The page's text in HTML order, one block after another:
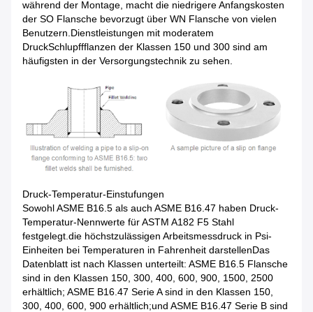
während der Montage, macht die niedrigere Anfangskosten
der SO Flansche bevorzugt über WN Flansche von vielen
Benutzern.Dienstleistungen mit moderatem
DruckSchlupffflanzen der Klassen 150 und 300 sind am
häufigsten in der Versorgungstechnik zu sehen.
Druck-Temperatur-Einstufungen
Sowohl ASME B16.5 als auch ASME B16.47 haben Druck-
Temperatur-Nennwerte für ASTM A182 F5 Stahl
festgelegt.die höchstzulässigen Arbeitsmessdruck in Psi-
Einheiten bei Temperaturen in Fahrenheit darstellenDas
Datenblatt ist nach Klassen unterteilt: ASME B16.5 Flansche
sind in den Klassen 150, 300, 400, 600, 900, 1500, 2500
erhältlich; ASME B16.47 Serie A sind in den Klassen 150,
300, 400, 600, 900 erhältlich;und ASME B16.47 Serie B sind